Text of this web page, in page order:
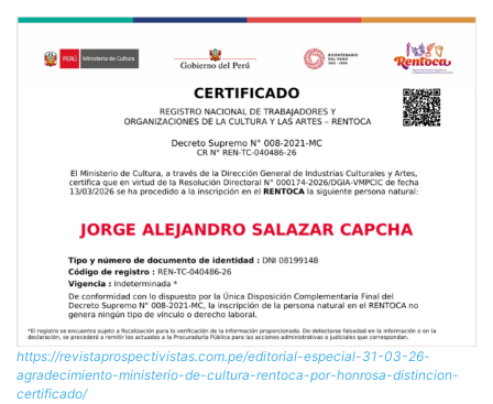
https://revistaprospectivistas.com.pe/editorial-especial-31-03-26-
agradecimiento-ministerio-de-cultura-rentoca-por-honrosa-distincion-
certificado/